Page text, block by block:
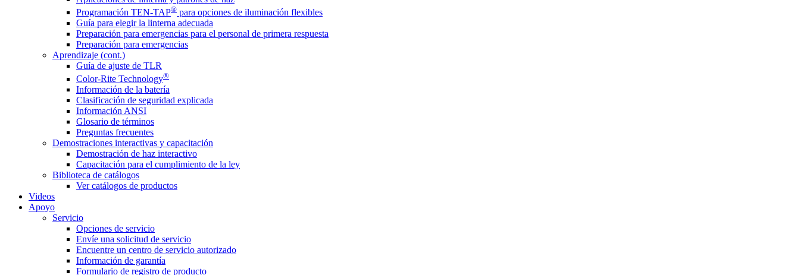
Programación TEN-TAP® para opciones de iluminación flexibles
Guía para elegir la linterna adecuada
Preparación para emergencias para el personal de primera respuesta
Preparación para emergencias
Aprendizaje (cont.)
Guía de ajuste de TLR
Color-Rite Technology®
Información de la batería
Clasificación de seguridad explicada
Información ANSI
Glosario de términos
Preguntas frecuentes
Demostraciones interactivas y capacitación
Demostración de haz interactivo
Capacitación para el cumplimiento de la ley
Biblioteca de catálogos
Ver catálogos de productos
Videos
Apoyo
Servicio
Opciones de servicio
Envíe una solicitud de servicio
Encuentre un centro de servicio autorizado
Información de garantía
Formulario de registro de producto